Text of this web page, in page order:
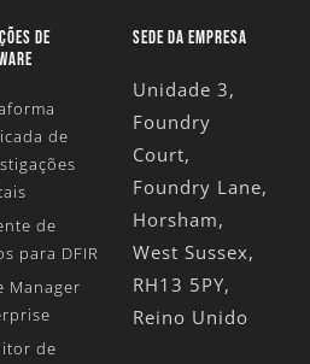
DE
de
de
para DFIR
Manager
de
SEDE DA EMPRESA
Unidade 3,
Foundry
Court,
Foundry Lane,
Horsham,
West Sussex,
RH13 5PY,
Reino Unido